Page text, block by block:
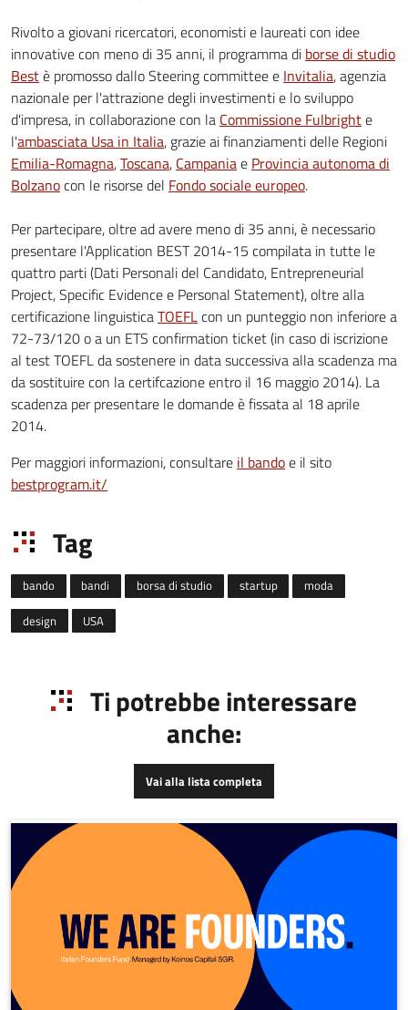
Rivolto a giovani ricercatori, economisti e laureati con idee
innovative con meno di 35 anni, il programma di borse di studio
Bestè promosso dallo Steering committee e Invitalia, agenzia
nazionale per l'attrazione degli investimenti e lo sviluppo
d'impresa, in collaborazione con la Commissione Fulbrighte
l'ambasciata Usa in Italia, grazie ai finanziamenti delle Regioni
Emilia-Romagna,Toscana, Campaniae Provincia autonoma di
Bolzanocon le risorse del Fondo sociale europeo.
Per partecipare, oltre ad avere meno di 35 anni, è necessario
presentare l'Application BEST 2014-15 compilata in tutte le
quattro parti (Dati Personali del Candidato, Entrepreneurial
Project, Specific Evidence e Personal Statement), oltre alla
certificazione linguisticaTOEFLcon un punteggio non inferiore a
72-73/120 o a un ETS confirmation ticket (in caso di iscrizione
al test TOEFL da sostenere in data successiva alla scadenza ma
da sostituire con la certifcazione entro il 16 maggio 2014). La
scadenza per presentare le domande è fissata al 18 aprile
2014.
Per maggiori informazioni, consultare il bandoe il sito
bestprogram.it/
Tag
bando bandi borsa di studio startup
moda
design
USA
Ti potrebbe interessare
anche:
Vai alla lista completa